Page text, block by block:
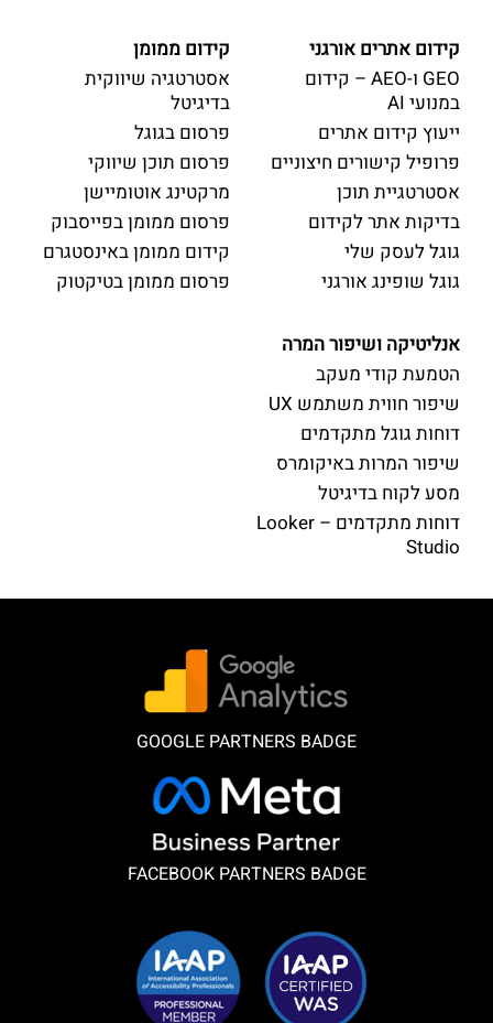
קידום אתרים אורגני
GEO ו-AEO – קידום
במנועי AI
ייעוץ קידום אתרים
פרופיל קישורים חיצוניים
אסטרטגיית תוכן
בדיקות אתר לקידום
גוגל לעסק שלי
גוגל שופינג אורגני
קידום ממומן
אסטרטגיה שיווקית
בדיגיטל
פרסום בגוגל
פרסום תוכן שיווקי
מרקטינג אוטומיישן
פרסום ממומן בפייסבוק
קידום ממומן באינסטגרם
פרסום ממומן בטיקטוק
אנליטיקה ושיפור המרה
הטמעת קודי מעקב
שיפור חווית משתמש UX
דוחות גוגל מתקדמים
שיפור המרות באיקומרס
מסע לקוח בדיגיטל
דוחות מתקדמים – Looker
Studio
GOOGLE PARTNERS BADGE
FACEBOOK PARTNERS BADGE